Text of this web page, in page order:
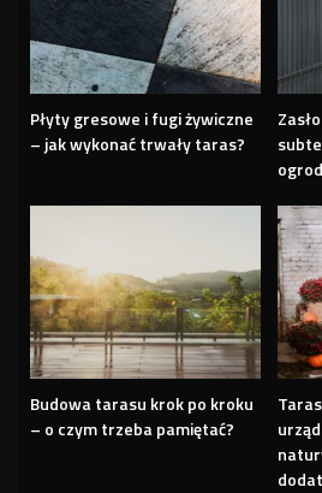
Płyty gresowe i fugi żywiczne
– jak wykonać trwały taras?
Budowa tarasu krok po kroku
– o czym trzeba pamiętać?